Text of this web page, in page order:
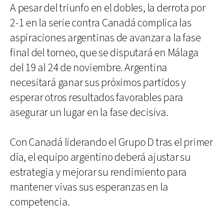
A pesar del triunfo en el dobles, la derrota por
2-1 en la serie contra Canadá complica las
aspiraciones argentinas de avanzar a la fase
final del torneo, que se disputará en Málaga
del 19 al 24 de noviembre. Argentina
necesitará ganar sus próximos partidos y
esperar otros resultados favorables para
asegurar un lugar en la fase decisiva.
Con Canadá liderando el Grupo D tras el primer
día, el equipo argentino deberá ajustar su
estrategia y mejorar su rendimiento para
mantener vivas sus esperanzas en la
competencia.